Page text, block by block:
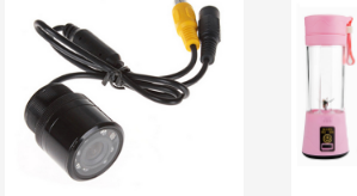
Smart Watch a1
More